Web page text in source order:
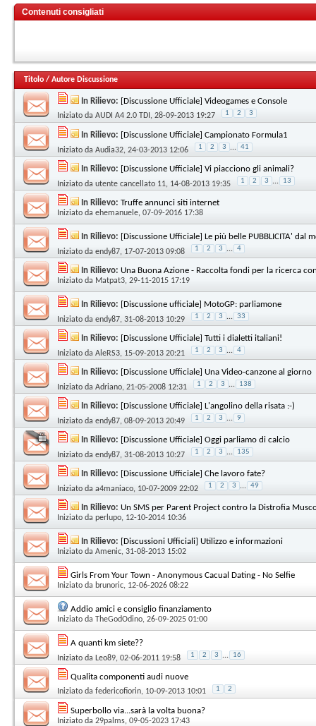
Contenuti consigliati
Titolo / Autore Discussione
In Rilievo: [Discussione Ufficiale] Videogames e Console
Iniziato da AUDI A4 2.0 TDI , 28-09-2013 19:27 1 2 3
In Rilievo: [Discussione Ufficiale] Campionato Formula1
Iniziato da Audia32, 24-03-2013 12:06 1 2 3 ... 41
In Rilievo: [Discussione Ufficiale] Vi piacciono gli animali?
Iniziato da utente cancellato 11, 14-08-2013 19:35 1 2 3 ... 13
In Rilievo: Truffe annunci siti internet
Iniziato da ehemanuele, 07-09-2016 17:38
In Rilievo: [Discussione Ufficiale] Le più belle PUBBLICITA' dal
Iniziato da endy87, 17-07-2013 09:08 1 2 3 ... 4
In Rilievo: Una Buona Azione - Raccolta fondi per la ricerca
Iniziato da Matpat3, 29-11-2015 17:19
In Rilievo: [Discussione ufficiale] MotoGP: parliamone
Iniziato da endy87, 31-08-2013 10:29 1 2 3 ... 33
In Rilievo: [Discussione Ufficiale] Tutti i dialetti italiani!
Iniziato da AleRS3, 15-09-2013 20:21 1 2 3 ... 4
In Rilievo: [Discussione Ufficiale] Una Video-canzone al giorno
Iniziato da Adriano, 21-05-2008 12:31 1 2 3 ... 138
In Rilievo: [Discussione Ufficiale] L'angolino della risata :-)
Iniziato da endy87, 08-09-2013 20:49 1 2 3 ... 9
In Rilievo: [Discussione Ufficiale] Oggi parliamo di calcio
Iniziato da endy87, 31-08-2013 10:27 1 2 3 ... 135
In Rilievo: [Discussione Ufficiale] Che lavoro fate?
Iniziato da a4maniaco, 10-07-2009 22:02 1 2 3 ... 49
In Rilievo: Un SMS per Parent Project contro la Distrofia
Iniziato da perlupo, 12-10-2014 10:36
In Rilievo: [Discussioni Ufficiali] Utilizzo e informazioni
Iniziato da Amenic, 31-08-2013 15:02
Girls From Your Town - Anonymous Cacual Dating - No Selfie
Iniziato da brunoric, 12-06-2026 08:22
Addio amici e consiglio finanziamento
Iniziato da TheGodOdino, 26-09-2025 01:00
A quanti km siete??
Iniziato da Leo89, 02-06-2011 19:58 1 2 3 ... 16
Qualita componenti audi nuove
Iniziato da federicofiorin, 10-09-2013 10:01 1 2
Superbollo via...sarà la volta buona?
Iniziato da 29palms, 09-05-2023 17:43